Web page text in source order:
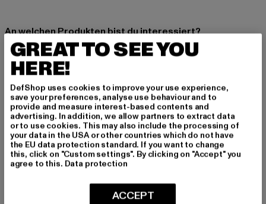
An welchen Produkten bist du interessiert?
MÄNNER
FRAUEN
E-MAIL
ANMELDEN
Informationen dazu, wie DefShop mit Deinen Daten umgeht, findest Du
in unserer Datenschutzerklärung. Du kannst Dich jederzeit kostenfei
abmelden.Datenschutzerklärung lesen.
GREAT TO SEE YOU
HERE!
DefShop uses cookies to improve your use experience,
save your preferences, analyse use behaviour and to
provide and measure interest-based contents and
advertising. In addition, we allow partners to extract data
or to use cookies. This may also include the processing of
your data in the USA or other countries which do not have
the EU data protection standard. If you want to change
this, click on "Custom settings". By clicking on "Accept" you
agree to this. Data protection
ACCEPT